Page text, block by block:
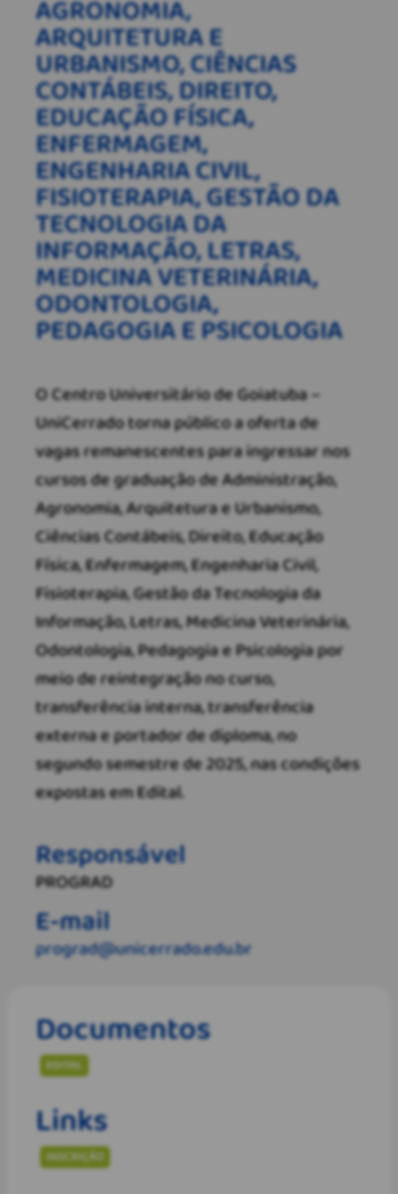
AGRONOMIA,
ARQUITETURA E
URBANISMO, CIÊNCIAS
CONTÁBEIS, DIREITO,
EDUCAÇÃO FÍSICA,
ENFERMAGEM,
ENGENHARIA CIVIL,
FISIOTERAPIA, GESTÃO DA
TECNOLOGIA DA
INFORMAÇÃO, LETRAS,
MEDICINA VETERINÁRIA,
ODONTOLOGIA,
PEDAGOGIA E PSICOLOGIA
O Centro Universitário de Goiatuba –
UniCerrado torna público a oferta de
vagas remanescentes para ingressar nos
cursos de graduação de Administração,
Agronomia, Arquitetura e Urbanismo,
Ciências Contábeis, Direito, Educação
Física, Enfermagem, Engenharia Civil,
Fisioterapia, Gestão da Tecnologia da
Informação, Letras, Medicina Veterinária,
Odontologia, Pedagogia e Psicologia por
meio de reintegração no curso,
transferência interna, transferência
externa e portador de diploma, no
segundo semestre de 2025, nas condições
expostas em Edital.
Responsável
PROGRAD
E-mail
prograd@unicerrado.edu.br
Documentos
EDITAL
Links
INSCRIÇÃO